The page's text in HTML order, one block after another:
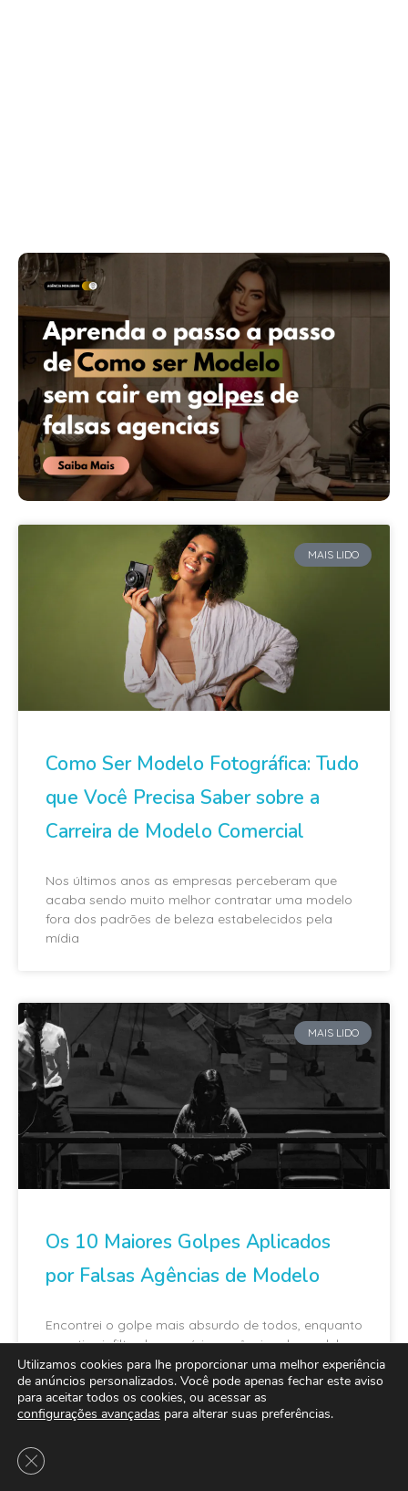
MAIS LIDO
Como Ser Modelo Fotográfica: Tudo
que Você Precisa Saber sobre a
Carreira de Modelo Comercial
Nos últimos anos as empresas perceberam que
acaba sendo muito melhor contratar uma modelo
fora dos padrões de beleza estabelecidos pela
mídia
MAIS LIDO
Os 10 Maiores Golpes Aplicados
por Falsas Agências de Modelo
Encontrei o golpe mais absurdo de todos, enquanto
eu estive infiltrado em várias agências de modelo
estudando o funcionamento dos seus golpes
Utilizamos cookies para lhe proporcionar uma melhor experiência
de anúncios personalizados. Você pode apenas fechar este aviso
para aceitar todos os cookies, ou acessar as
configurações avançadas para alterar suas preferências.
Close GDPR Cookie Banner